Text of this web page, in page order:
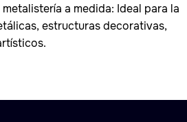
a medida: Ideal para la
estructuras decorativas,